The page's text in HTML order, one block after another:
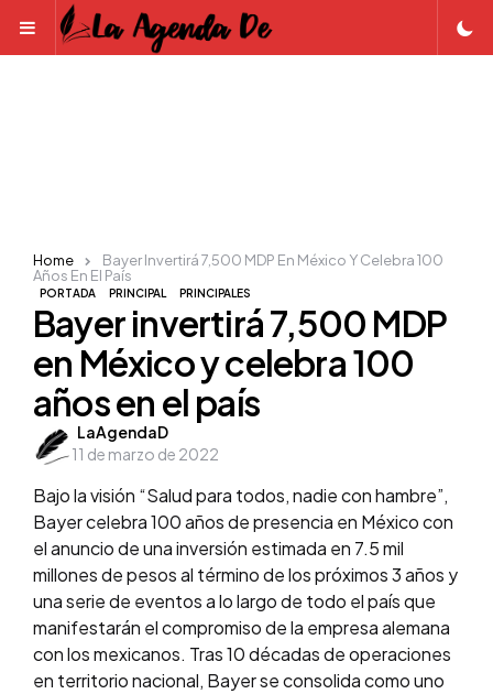
Menu
PORTADA PRINCIPAL PRINCIPALES
Bayer invertirá 7,500 MDP
en México y celebra 100
años en el país
Posted
by
LaAgendaD
11 de marzo de 2022
Home
Bayer Invertirá 7,500 MDP En México Y Celebra 100
Años En El País
Bajo la visión “Salud para todos, nadie con hambre”,
Bayer celebra 100 años de presencia en México con
el anuncio de una inversión estimada en 7.5 mil
millones de pesos al término de los próximos 3 años y
una serie de eventos a lo largo de todo el país que
manifestarán el compromiso de la empresa alemana
con los mexicanos. Tras 10 décadas de operaciones
en territorio nacional, Bayer se consolida como uno